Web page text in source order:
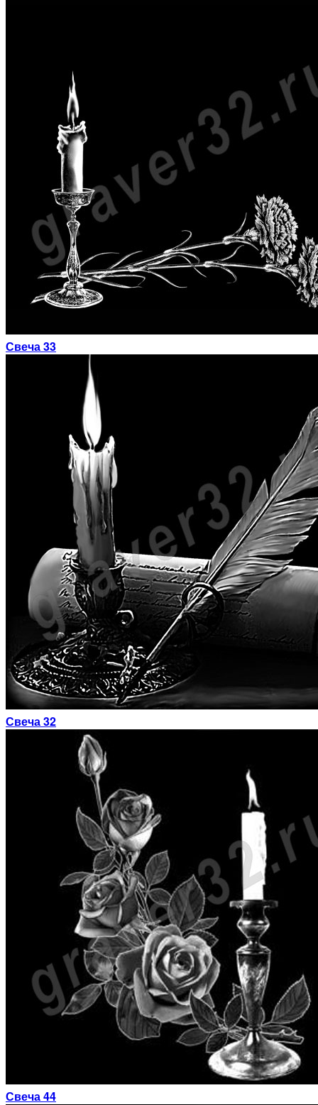
Свеча 33
Свеча 32
Свеча 44